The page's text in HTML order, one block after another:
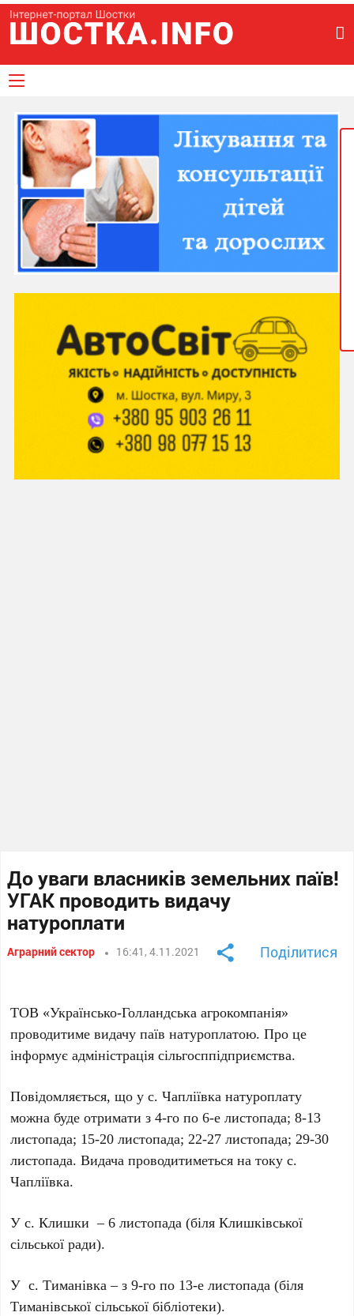
До уваги власників земельних паїв!
УГАК проводить видачу
натуроплати
Аграрний сектор 16:41, 4.11.2021 Поділитися
ТОВ «Українсько-Голландська агрокомпанія»
проводитиме видачу паїв натуроплатою. Про це
інформує адміністрація сільгосппідприємства.
Повідомляється, що у с. Чапліївка натуроплату
можна буде отримати з 4-го по 6-е листопада; 8-13
листопада; 15-20 листопада; 22-27 листопада; 29-30
листопада. Видача проводитиметься на току с.
Чапліївка.
У с. Клишки – 6 листопада (біля Клишківської
сільської ради).
У с. Тиманівка – з 9-го по 13-е листопада (біля
Тиманівської сільської бібліотеки).